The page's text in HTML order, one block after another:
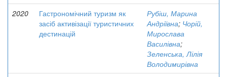
2020
Гастрономічний туризм як
засіб активізації туристичних
дестинацій
Рубіш, Марина
Андріївна; Чорій,
Мирослава
Василівна;
Зеленська, Лілія
Володимирівна